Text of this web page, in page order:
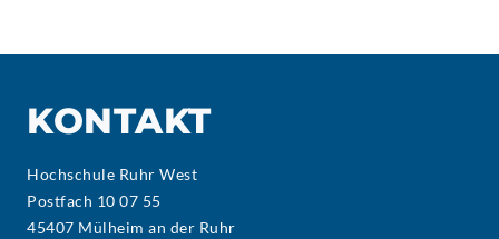
KONTAKT
Hochschule Ruhr West
Postfach 10 07 55
45407 Mülheim an der Ruhr